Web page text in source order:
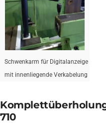
Schwenkarm für Digitalanzeige
mit innenliegende Verkabelung
710